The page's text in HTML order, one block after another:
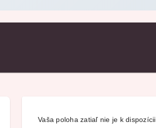
Vaša poloha zatiaľ nie je k dispozícii.